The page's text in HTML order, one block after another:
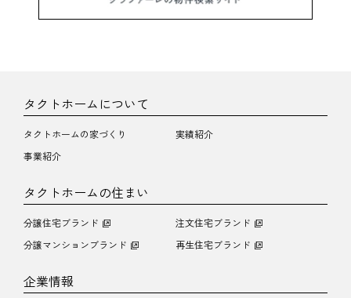
タクトホームについて
タクトホームの家づくり
実績紹介
事業紹介
タクトホームの住まい
分譲住宅ブランド
注文住宅ブランド
分譲マンションブランド
再生住宅ブランド
企業情報